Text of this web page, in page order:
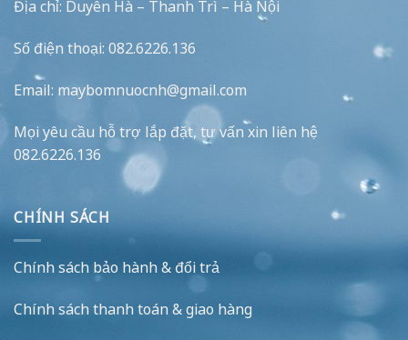
Địa chỉ: Duyên Hà – Thanh Trì – Hà Nội
Số điện thoại: 082.6226.136
Email: maybomnuocnh@gmail.com
Mọi yêu cầu hỗ trợ lắp đặt, tư vấn xin liên hệ
082.6226.136
CHÍNH SÁCH
Chính sách bảo hành & đổi trả
Chính sách thanh toán & giao hàng